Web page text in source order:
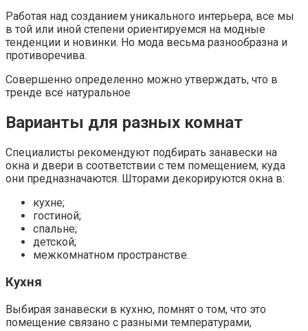
Работая над созданием уникального интерьера, все мы
в той или иной степени ориентируемся на модные
тенденции и новинки. Но мода весьма разнообразна и
противоречива.
Совершенно определенно можно утверждать, что в
тренде все натуральное
Варианты для разных комнат
Специалисты рекомендуют подбирать занавески на
окна и двери в соответствии с тем помещением, куда
они предназначаются. Шторами декорируются окна в:
кухне;
гостиной;
спальне;
детской;
межкомнатном пространстве.
Кухня
Выбирая занавески в кухню, помнят о том, что это
помещение связано с разными температурами,